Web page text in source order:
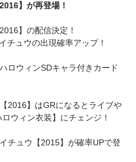
】が再登場！
】の配信決定！
チュウの出現確率アップ！
ロウィンSDキャラ付きカード
2016】はGRになるとライブや
ウィン衣装】にチェンジ！
チュウ【2015】が確率UPで登